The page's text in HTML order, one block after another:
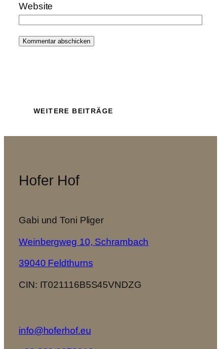
Website
WEITERE BEITRÄGE
Hofer Hof
Gabi und Toni Pliger
Weinbergweg 10, Schrambach
39040 Feldthurns
CIN: IT021116B5S45VNDZG
info@hoferhof.eu